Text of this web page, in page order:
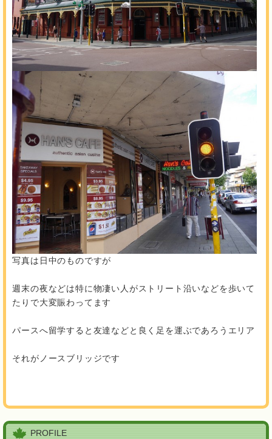
写真は日中のものですが
週末の夜などは特に物凄い人がストリート沿いなどを歩いて
たりで大変賑わってます
パースへ留学すると友達などと良く足を運ぶであろうエリア
それがノースブリッジです
PROFILE